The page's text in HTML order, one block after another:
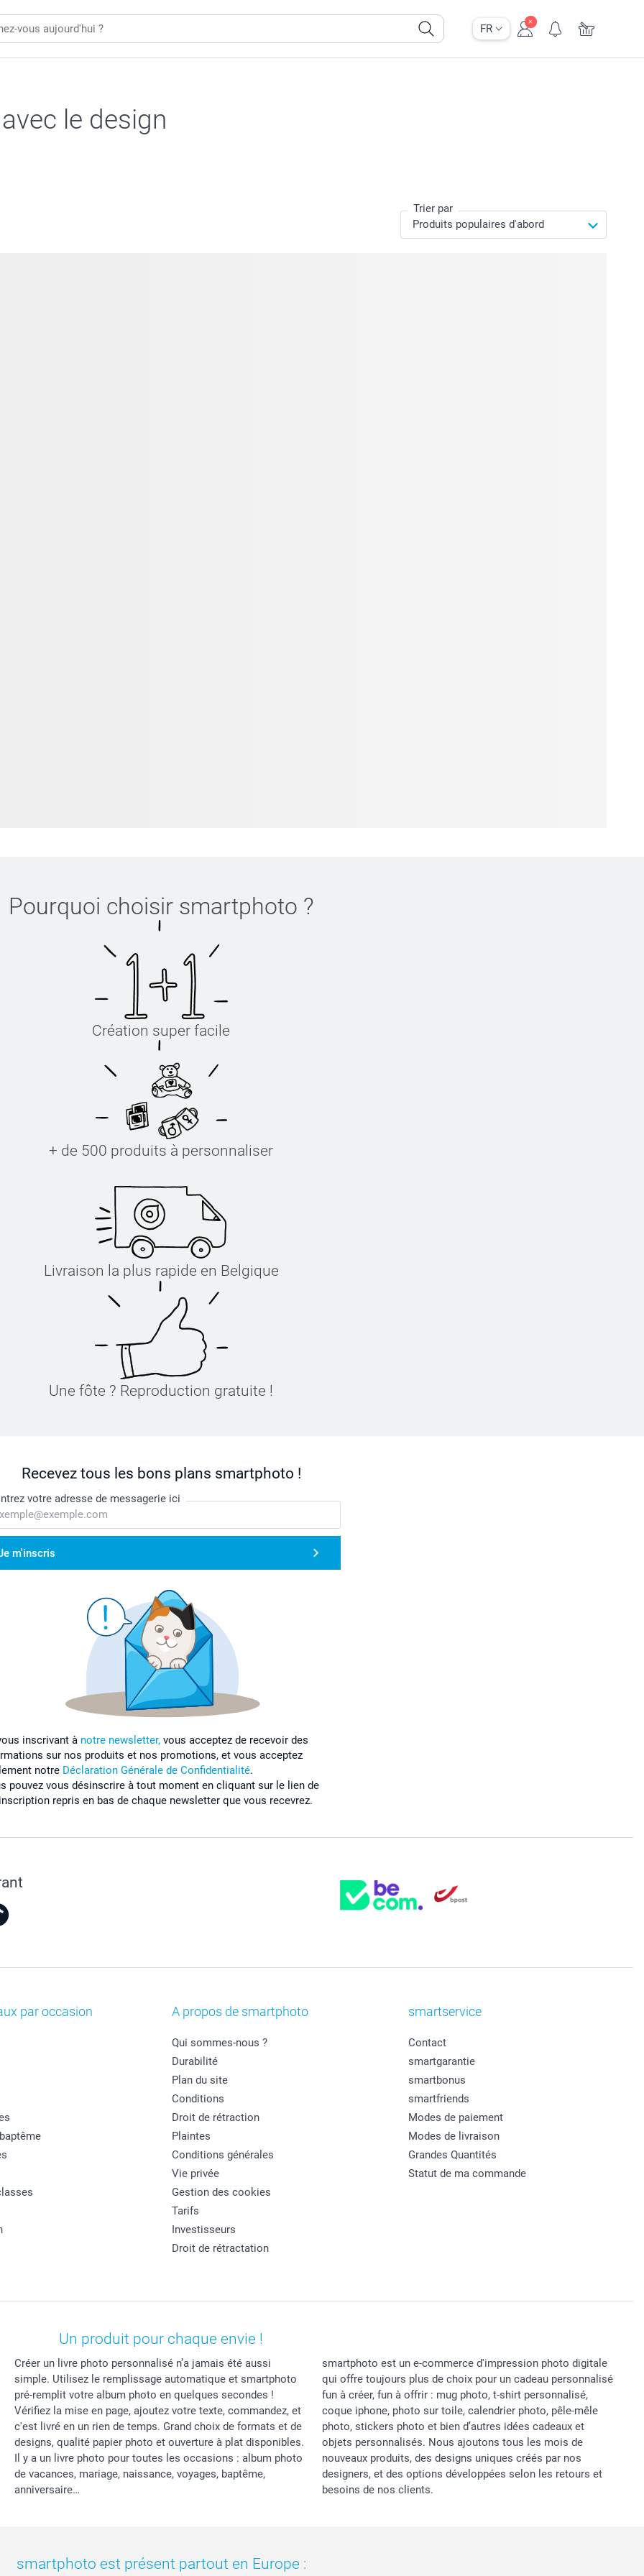
FR
le design
Trier par
Pourquoi choisir smartphoto ?
Création super facile
+ de 500 produits à personnaliser
Livraison la plus rapide en Belgique
Une fôte ? Reproduction gratuite !
Recevez tous les bons plans smartphoto !
votre adresse de messagerie ici
m'inscris
inscrivant à notre newsletter, vous acceptez de recevoir des
sur nos produits et nos promotions, et vous acceptez
notre Déclaration Générale de Confidentialité.
pouvez vous désinscrire à tout moment en cliquant sur le lien de
repris en bas de chaque newsletter que vous recevrez.
par occasion A propos de smartphoto
Qui sommes-nous ?
Durabilité
Plan du site
Conditions
Droit de rétraction
Plaintes
Conditions générales
Vie privée
Gestion des cookies
Tarifs
Investisseurs
Droit de rétractation
smartservice
Contact
smartgarantie
smartbonus
smartfriends
Modes de paiement
Modes de livraison
Grandes Quantités
Statut de ma commande
Un produit pour chaque envie !
Créer un livre photo personnalisé n’a jamais été aussi
simple. Utilisez le remplissage automatique et smartphoto
pré-remplit votre album photo en quelques secondes !
Vérifiez la mise en page, ajoutez votre texte, commandez, et
c'est livré en un rien de temps. Grand choix de formats et de
designs, qualité papier photo et ouverture à plat disponibles.
Il y a un livre photo pour toutes les occasions : album photo
de vacances, mariage, naissance, voyages, baptême,
anniversaire…
smartphoto est un e-commerce d'impression photo digitale
qui offre toujours plus de choix pour un cadeau personnalisé
fun à créer, fun à offrir : mug photo, t-shirt personnalisé,
coque iphone, photo sur toile, calendrier photo, pêle-mêle
photo, stickers photo et bien d’autres idées cadeaux et
objets personnalisés. Nous ajoutons tous les mois de
nouveaux produits, des designs uniques créés par nos
designers, et des options développées selon les retours et
besoins de nos clients.
smartphoto est présent partout en Europe :